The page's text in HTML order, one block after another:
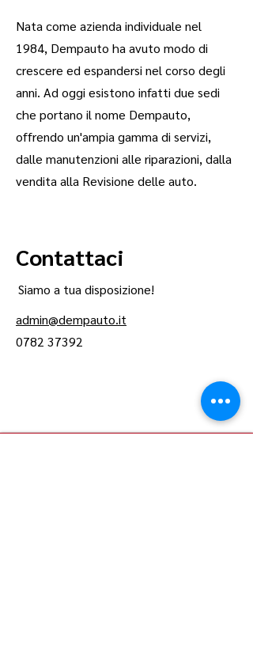
Nata come azienda individuale nel
1984, Dempauto ha avuto modo di
crescere ed espandersi nel corso degli
anni. Ad oggi esistono infatti due sedi
che portano il nome Dempauto,
offrendo un'ampia gamma di servizi,
dalle manutenzioni alle riparazioni, dalla
vendita alla Revisione delle auto.
Contattaci
Siamo a tua disposizione!
admin@dempauto.it
0782 37392